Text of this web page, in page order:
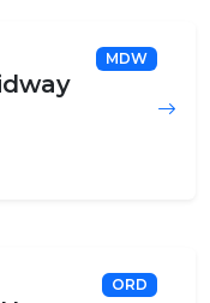
MDW
ORD